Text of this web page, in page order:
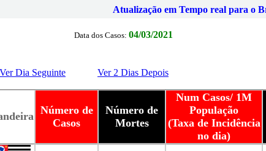
Atualização em Tempo real para o
Data dos Casos: 04/03/2021
Ver Dia Seguinte Ver 2 Dias Depois
Número de
Casos
Número de
Mortes
Num Casos/ 1M
População
(Taxa de Incidência
no dia)